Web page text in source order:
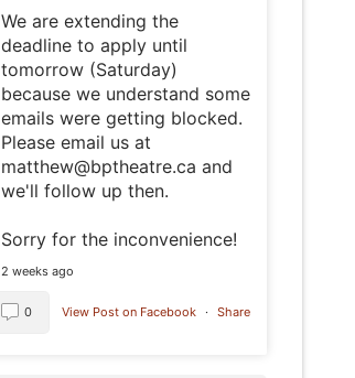
We are extending the
deadline to apply until
tomorrow (Saturday)
because we understand some
emails were getting blocked.
Please email us at
matthew@bptheatre.ca and
we'll follow up then.
Sorry for the inconvenience!
2 weeks ago
View Post on Facebook · Share
0